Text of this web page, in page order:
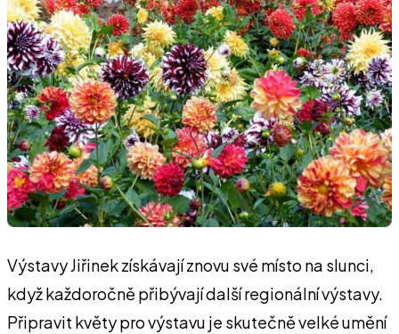
Výstavy Jiřinek získávají znovu své místo na slunci,
když každoročně přibývají další regionální výstavy.
Připravit květy pro výstavu je skutečně velké umění